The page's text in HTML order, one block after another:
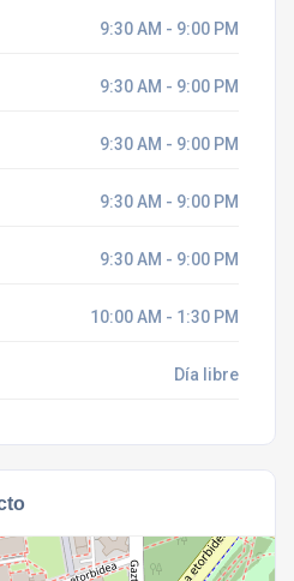
9:30 AM - 9:00 PM
9:30 AM - 9:00 PM
9:30 AM - 9:00 PM
9:30 AM - 9:00 PM
9:30 AM - 9:00 PM
10:00 AM - 1:30 PM
Día libre